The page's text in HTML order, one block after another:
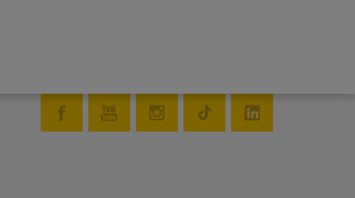
εύκολο στο χειρισμό. Τα
ανύψωσης ρυθμίζονται σε
πλάτος έτσι ώστε να
κατάλληλα ανάλογα με